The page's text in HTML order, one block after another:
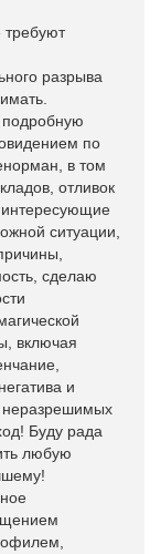
требуют
разрыва
по
в том
отливок
ситуации,
сделаю
включая
и
неразрешимых
Буду рада
любую